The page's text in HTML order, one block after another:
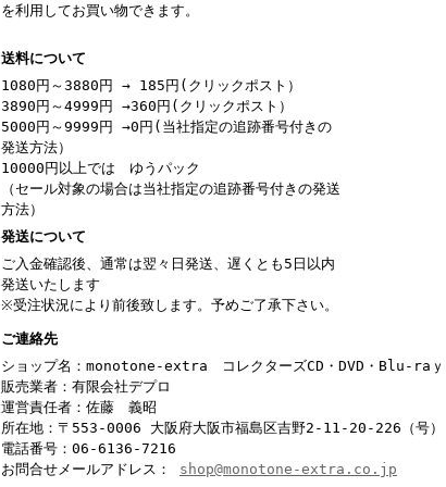
を利用してお買い物できます。
送料について
1080円～3880円 → 185円(クリックポスト）
3890円～4999円 →360円(クリックポスト）
5000円～9999円 →0円(当社指定の追跡番号付きの
発送方法）
10000円以上では ゆうパック
（セール対象の場合は当社指定の追跡番号付きの発送
方法）
発送について
ご入金確認後、通常は翌々日発送、遅くとも5日以内
発送いたします
※受注状況により前後致します。予めご了承下さい。
ご連絡先
ショップ名：monotone-extra コレクターズCD・DVD・Blu-raｙ
販売業者：有限会社デプロ
運営責任者：佐藤 義昭
所在地：〒553-0006 大阪府大阪市福島区吉野2-11-20-226（号）
電話番号：06-6136-7216
お問合せメールアドレス： shop@monotone-extra.co.jp